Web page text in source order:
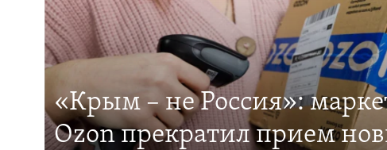
«Крым – не Россия»:
Ozon прекратил прием